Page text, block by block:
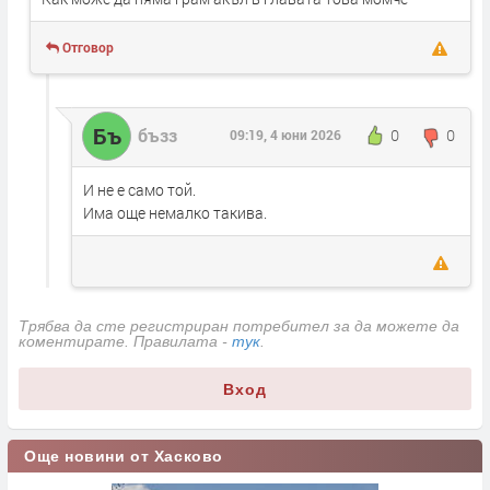
Отговор
Бъ бъзз 0 0
09:19, 4 юни 2026
И не е само той.
Има още немалко такива.
Трябва да сте регистриран потребител за да можете да
коментирате. Правилата - тук
Вход
Още новини от Хасково